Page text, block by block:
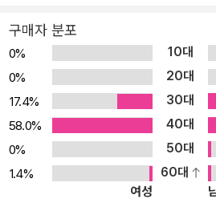
하는 사람들의 이야기가 흥미진진하며 신선하게
과자 가게 전천당》에서 보여주는 인간
추구하는 권선징악의 내용은 대중적이며
터 어른까지 즐겁게 읽을 수 있다. ■ 사람들의 환상이 이루어지는 곳,
전천당 '전천당'은 소원을 들어주는 과자
주 사소해 보이지만 당사자에게는 너무
손님들의 소원은 인간의 밑바닥이 보이
도 하다. '전천당'의 과자들은 사람의 욕
구매자 분포
0% 10대
0%
20대
17.4%
30대
58.0%
40대
0%
50대
1.4%
60대
여성